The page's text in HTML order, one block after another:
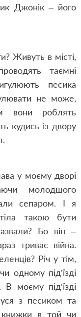
Джонік – його
Живуть в місті,
таємні
песика
не може,
вони роблять
кудись із двору
у моєму дворі
молодшого
сепаром. І я
такою бути
Бо він –
триває війна.
Річ у тім,
одному під’їзді
моєму під’їзді
з песиком та
книжки в той чи